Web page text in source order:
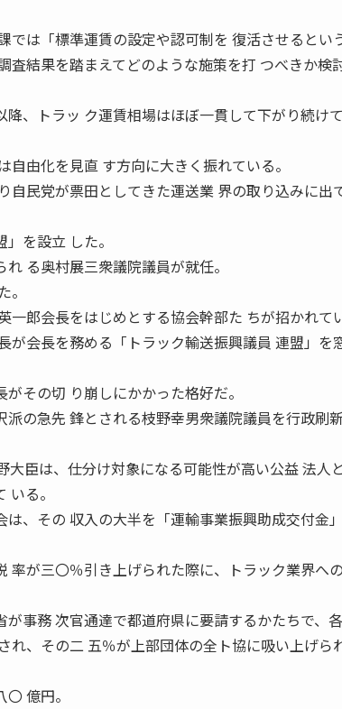
では「標準運賃の設定や認可制を 復活させるとい
査結果を踏まえてどのような施策を打 つべきか検
、トラッ ク運賃相場はほぼ一貫して下がり続け
由化を見直 す方向に大きく振れている。
自民党が票田としてきた運送業 界の取り込みに出
を設立 した。
る奥村展三衆議院議員が就任。
郎会長をはじめとする協会幹部た ちが招かれて
が会長を務める「トラック輸送振興議員 連盟」を
その切 り崩しにかかった格好だ。
の急先 鋒とされる枝野幸男衆議院議員を行政刷
大臣は、仕分け対象になる可能性が高い公益 法人
る。
、その 収入の大半を「運輸事業振興助成交付金
率が三〇％引き上げられた際に、トラック業界へ
事務 次官通達で都道府県に要請するかたちで、
れ、その二 五％が上部団体の全ト協に吸い上げら
億円。